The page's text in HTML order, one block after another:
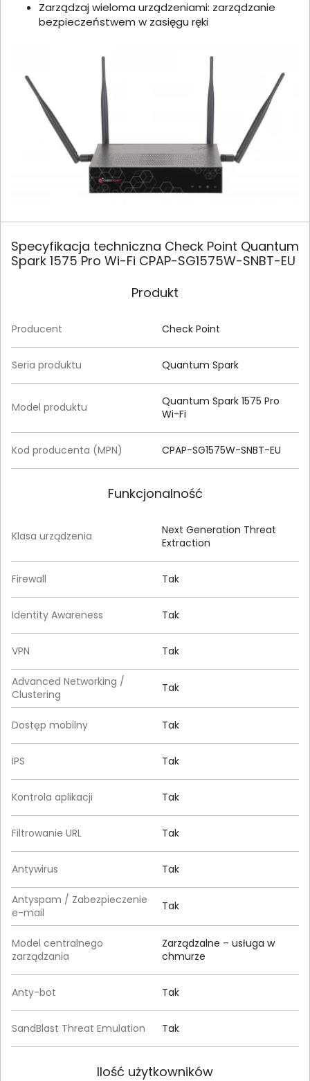
Zarządzaj wieloma urządzeniami: zarządzanie
bezpieczeństwem w zasięgu ręki
Specyfikacja techniczna Check Point Quantum
Spark 1575 Pro Wi-Fi CPAP-SG1575W-SNBT-EU
Produkt
Producent Check Point
Seria produktu Quantum Spark
Model produktu
Quantum Spark 1575 Pro
Wi-Fi
Kod producenta (MPN) CPAP-SG1575W-SNBT-EU
Funkcjonalność
Klasa urządzenia
Next Generation Threat
Extraction
Firewall Tak
Identity Awareness Tak
VPN Tak
Advanced Networking /
Clustering
Tak
Dostęp mobilny Tak
IPS Tak
Kontrola aplikacji Tak
Filtrowanie URL Tak
Antywirus Tak
Antyspam / Zabezpieczenie
e-mail
Tak
Model centralnego
zarządzania
Zarządzalne – usługa w
chmurze
Anty-bot Tak
SandBlast Threat Emulation Tak
Ilość użytkowników